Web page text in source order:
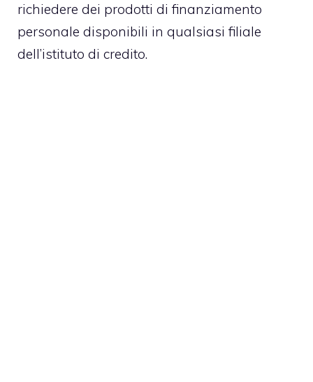
richiedere dei prodotti di finanziamento
personale disponibili in qualsiasi filiale
dell’istituto di credito.